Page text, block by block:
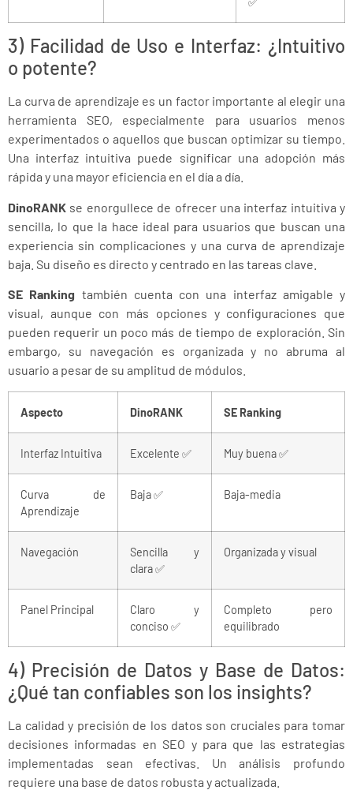
3) Facilidad de Uso e Interfaz: ¿Intuitivo
o potente?
La curva de aprendizaje es un factor importante al elegir una
herramienta SEO, especialmente para usuarios menos
experimentados o aquellos que buscan optimizar su tiempo.
Una interfaz intuitiva puede significar una adopción más
rápida y una mayor eficiencia en el día a día.
DinoRANK se enorgullece de ofrecer una interfaz intuitiva y
sencilla, lo que la hace ideal para usuarios que buscan una
experiencia sin complicaciones y una curva de aprendizaje
baja. Su diseño es directo y centrado en las tareas clave.
SE Ranking también cuenta con una interfaz amigable y
visual, aunque con más opciones y configuraciones que
pueden requerir un poco más de tiempo de exploración. Sin
embargo, su navegación es organizada y no abruma al
usuario a pesar de su amplitud de módulos.
Aspecto DinoRANK SE Ranking
Interfaz Intuitiva Excelente ✅ Muy buena ✅
Curva de
Aprendizaje
Baja ✅ Baja-media
Navegación
Sencilla y
clara ✅
Organizada y visual
Panel Principal
Claro y
conciso ✅
Completo pero
equilibrado
4) Precisión de Datos y Base de Datos:
¿Qué tan confiables son los insights?
La calidad y precisión de los datos son cruciales para tomar
decisiones informadas en SEO y para que las estrategias
implementadas sean efectivas. Un análisis profundo
requiere una base de datos robusta y actualizada.